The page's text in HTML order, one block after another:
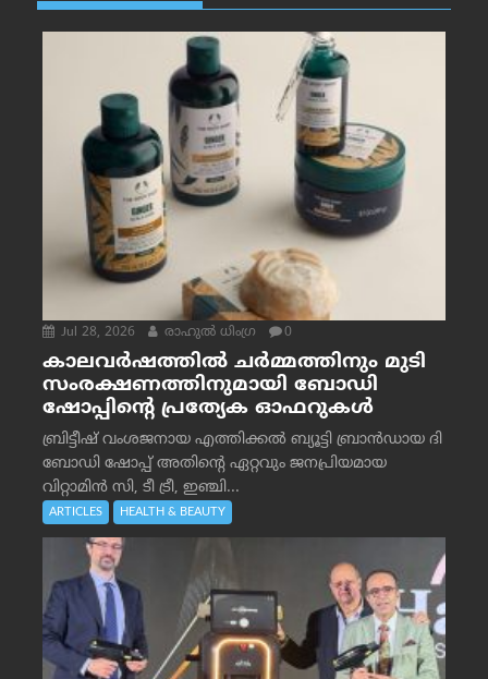
Jul 28, 2026 രാഹുല്‍ ധിംഗ്ര 0
കാലവർഷത്തിൽ ചർമ്മത്തിനും മുടി
സംരക്ഷണത്തിനുമായി ബോഡി
ഷോപ്പിന്റെ പ്രത്യേക ഓഫറുകൾ
ബ്രിട്ടീഷ് വംശജനായ എത്തിക്കൽ ബ്യൂട്ടി ബ്രാൻഡായ ദി
ബോഡി ഷോപ്പ് അതിന്റെ ഏറ്റവും ജനപ്രിയമായ
വിറ്റാമിൻ സി, ടീ ട്രീ, ഇഞ്ചി...
ARTICLES HEALTH & BEAUTY